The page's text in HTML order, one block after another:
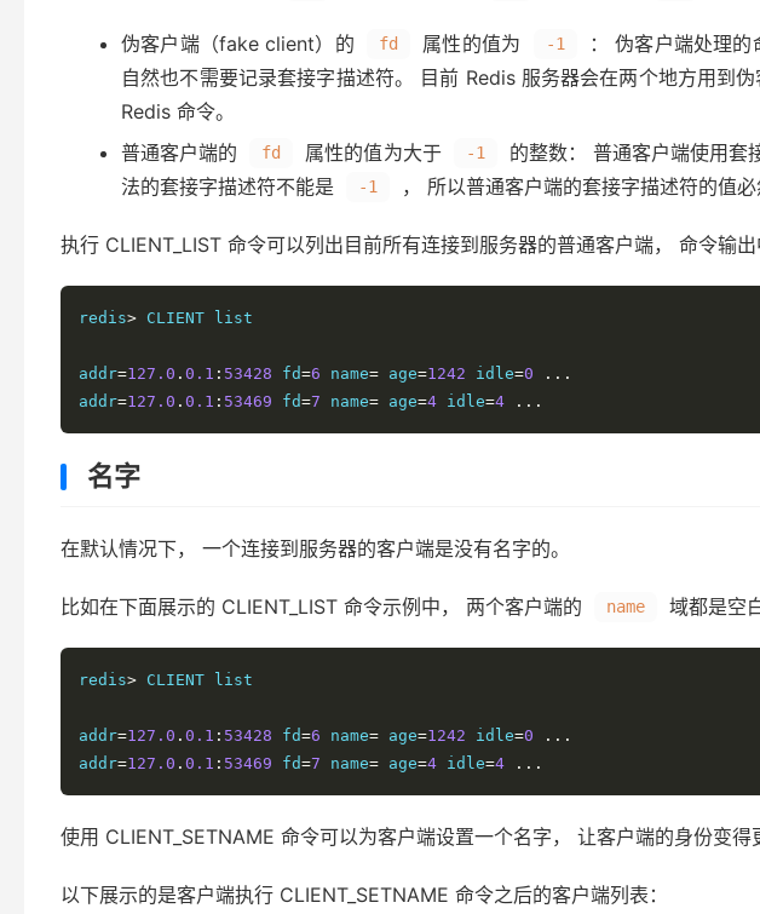
伪客户端（fake client）的 fd 属性的值为 -1
： 伪客户端处理
自然也不需要记录套接字描述符。 目前 Redis 服务器会在两个地方用到
Redis 命令。
普通客户端的
fd 属性的值为大于 -1 的整数： 普通客户端使用套
法的套接字描述符不能是
-1 ， 所以普通客户端的套接字描述符的值
执行 CLIENT_LIST 命令可以列出目前所有连接到服务器的普通客户端， 命令输出
redis> CLIENT list
addr=127.0 . 0.1 : 53428 fd=6 name= age=1242 idle=0
...
addr=127.0 . 0.1 : 53469 fd=7 name= age=4 idle=4 ...
名字
在默认情况下， 一个连接到服务器的客户端是没有名字的。
比如在下面展示的 CLIENT_LIST 命令示例中， 两个客户端的 name 域都是空
redis> CLIENT list
addr=127.0 . 0.1 : 53428 fd=6 name= age=1242 idle=0
...
addr=127.0 . 0.1 : 53469 fd=7 name= age=4 idle=4 ...
使用 CLIENT_SETNAME 命令可以为客户端设置一个名字， 让客户端的身份变得
以下展示的是客户端执行 CLIENT_SETNAME 命令之后的客户端列表：